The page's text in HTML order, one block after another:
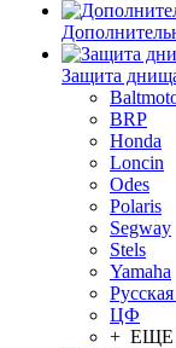
Защита
BRP
Honda
Loncin
Odes
Polaris
Segway
Stels
Yamaha
ЦФ
+ ЕЩЕ